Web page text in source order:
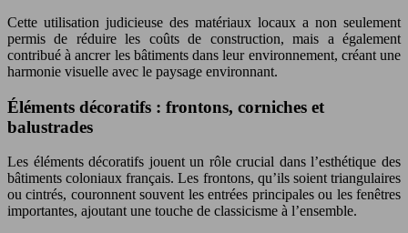
Cette utilisation judicieuse des matériaux locaux a non seulement
permis de réduire les coûts de construction, mais a également
contribué à ancrer les bâtiments dans leur environnement, créant une
harmonie visuelle avec le paysage environnant.
Éléments décoratifs : frontons, corniches et
balustrades
Les éléments décoratifs jouent un rôle crucial dans l’esthétique des
bâtiments coloniaux français. Les frontons, qu’ils soient triangulaires
ou cintrés, couronnent souvent les entrées principales ou les fenêtres
importantes, ajoutant une touche de classicisme à l’ensemble.